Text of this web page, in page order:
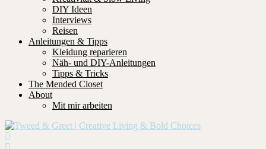
DIY Ideen
Interviews
Reisen
Anleitungen & Tipps
Kleidung reparieren
Näh- und DIY-Anleitungen
Tipps & Tricks
The Mended Closet
About
Mit mir arbeiten